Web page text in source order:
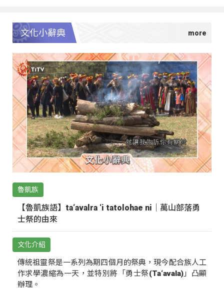
文化小辭典
魯凱族
【魯凱族語】ta‘avalra ‘i tatolohae ni｜萬山部落勇
士祭的由來
文化介紹
傳統祖靈祭是一系列為期四個月的祭典，現今配合族人工
作求學濃縮為一天，並特別將「勇士祭(Ta‘avala)」凸顯
辦理。